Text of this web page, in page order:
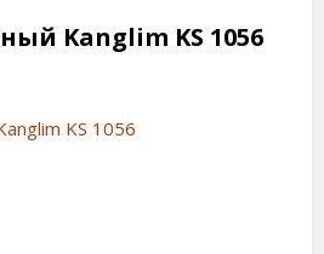
Kanglim KS 1056